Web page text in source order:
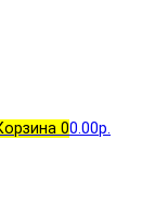
00.00р.